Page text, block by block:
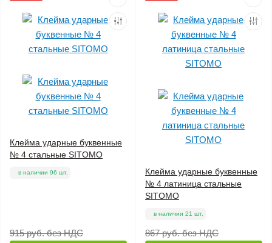
Клейма ударные буквенные
№ 4 стальные SITOMO
в наличии 96 шт.
915 руб.без НДС
Клейма ударные буквенные
№ 4 латиница стальные
SITOMO
в наличии 21 шт.
867 руб.без НДС